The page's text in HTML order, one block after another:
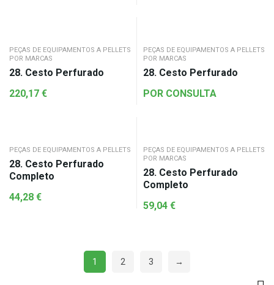
PEÇAS DE EQUIPAMENTOS A PELLETS
POR MARCAS
28. Cesto Perfurado
220,17 €
PEÇAS DE EQUIPAMENTOS A PELLETS
POR MARCAS
28. Cesto Perfurado
POR CONSULTA
PEÇAS DE EQUIPAMENTOS A PELLETS
28. Cesto Perfurado
Completo
44,28 €
PEÇAS DE EQUIPAMENTOS A PELLETS
POR MARCAS
28. Cesto Perfurado
Completo
59,04 €
1 2 3 →